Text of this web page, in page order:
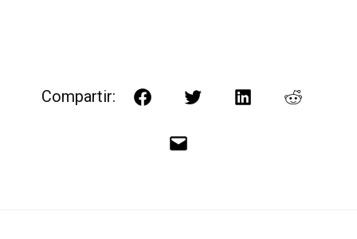
Compartir: FacebookTwitterLinkedInReddit
Correo